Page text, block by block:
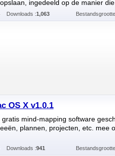
ingedeeld op de manier
Downloads :1,063
OS X v1.0.1
mind-mapping software
plannen, projecten, etc. mee
Downloads :941